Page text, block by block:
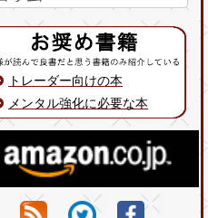
トレーダー向けの本
メンタル強化に必要な本